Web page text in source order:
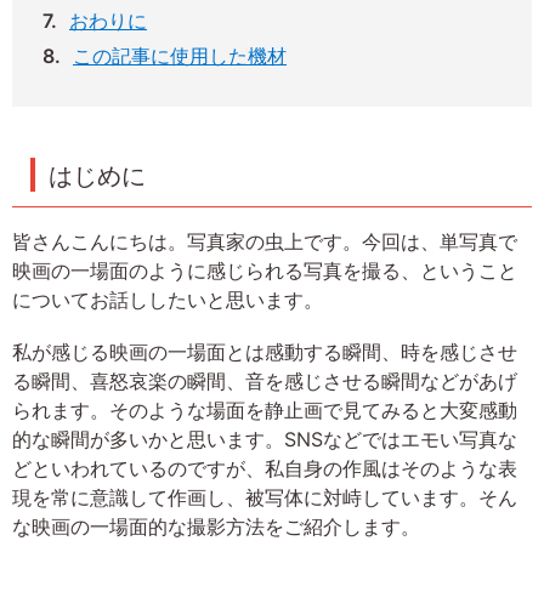
おわりに
この記事に使用した機材
はじめに
皆さんこんにちは。写真家の虫上です。今回は、単写真で
映画の一場面のように感じられる写真を撮る、ということ
についてお話ししたいと思います。
私が感じる映画の一場面とは感動する瞬間、時を感じさせ
る瞬間、喜怒哀楽の瞬間、音を感じさせる瞬間などがあげ
られます。そのような場面を静止画で見てみると大変感動
的な瞬間が多いかと思います。SNSなどではエモい写真な
どといわれているのですが、私自身の作風はそのような表
現を常に意識して作画し、被写体に対峙しています。そん
な映画の一場面的な撮影方法をご紹介します。